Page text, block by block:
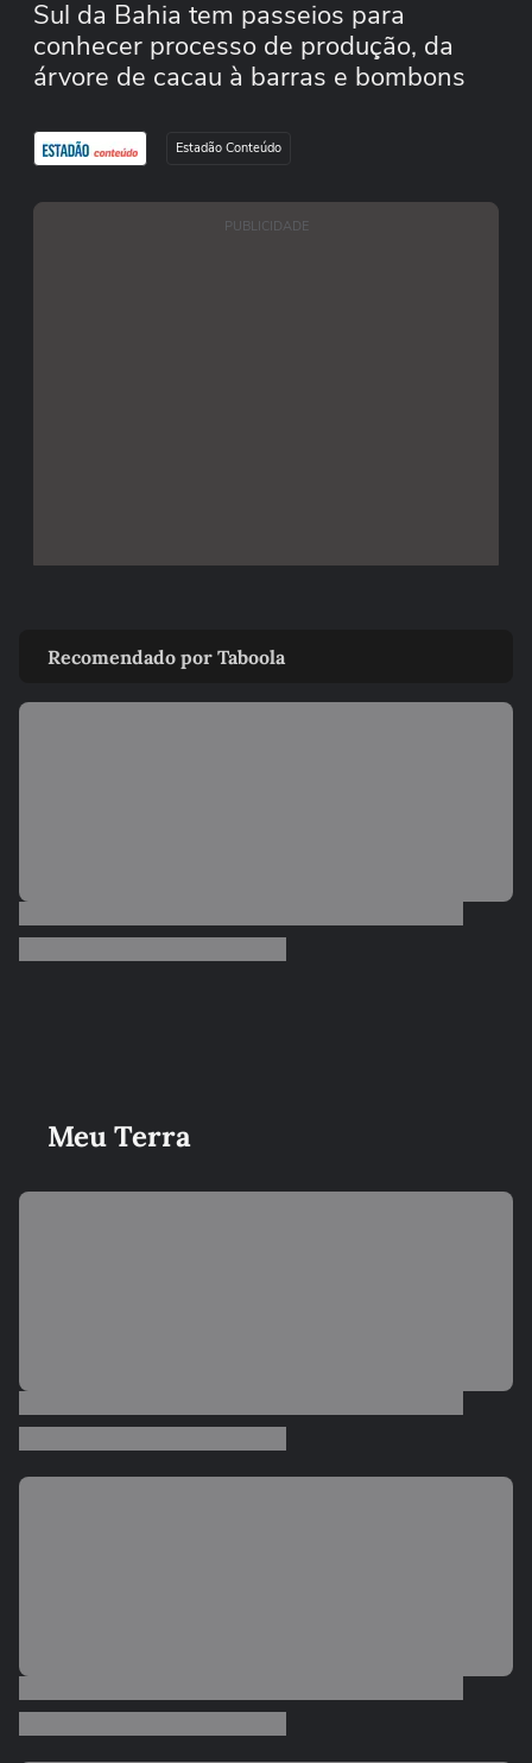
Sul da Bahia tem passeios para
conhecer processo de produção, da
árvore de cacau à barras e bombons
Estadão Conteúdo
PUBLICIDADE
Recomendado por Taboola
Meu Terra